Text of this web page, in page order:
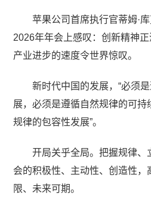
苹果公司首席执行官蒂姆·
2026年年会上感叹：创新精神正
产业进步的速度令世界惊叹。
新时代中国的发展，“必须
展，必须是遵循自然规律的可
规律的包容性发展”。
开局关乎全局。把握规律、
会的积极性、主动性、创造性
限、未来可期。